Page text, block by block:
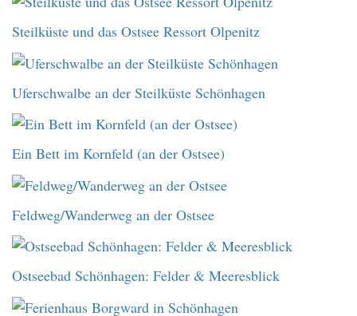
Steilküste und das Ostsee Ressort Olpenitz
Uferschwalbe an der Steilküste Schönhagen
Ein Bett im Kornfeld (an der Ostsee)
Feldweg/Wanderweg an der Ostsee
Ostseebad Schönhagen: Felder & Meeresblick